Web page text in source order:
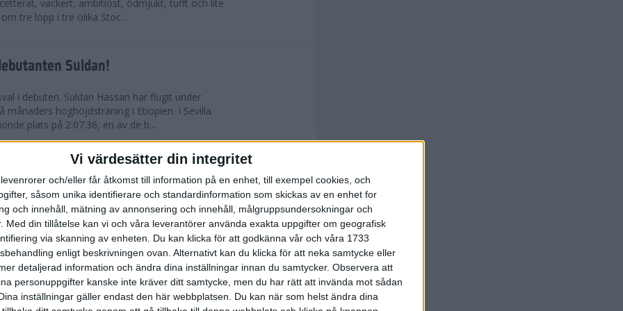
Vi värdesätter din integritet
och/eller får åtkomst till information på en enhet, till exempel cookies, och
såsom unika identifierare och standardinformation som skickas av en enhet for
och innehåll, mätning av annonsering och innehåll, målgruppsundersokningar och
Med din tillåtelse kan vi och våra leverantörer använda exakta uppgifter om geografisk
via skanning av enheten. Du kan klicka för att godkänna vår och våra 1733
enligt beskrivningen ovan. Alternativt kan du klicka för att neka samtycke eller
detaljerad information och ändra dina inställningar innan du samtycker. Observera att
personuppgifter kanske inte kräver ditt samtycke, men du har rätt att invända mot sådan
inställningar gäller endast den här webbplatsen. Du kan när som helst ändra dina
vackert, ambitiöst, ödmjukt, tufft och lite
tre lopp i tre olika Stoc...
Suldan!
i debuten. Suldan Hassan har flugit under
månaders höghöjdsträning i Etiopien. I Sevilla
plats på 2:07:36, en av de b...
Marathon utvecklades till den mest
maratons historia. Suldan Hassan
rekord, 2:07:36. Även Carolina Wikström klarade
utmanande intervaller på skidor